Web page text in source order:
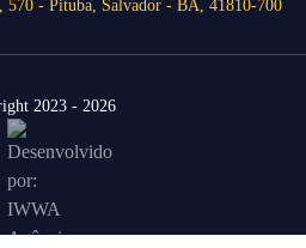
570 - Pituba, Salvador - BA, 41810-700
2023 - 2026